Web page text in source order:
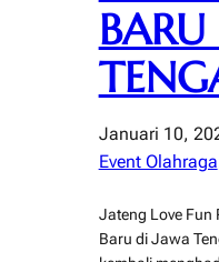
Januari 10,
Event Olahraga
Jateng Love Fun
Baru di Jawa